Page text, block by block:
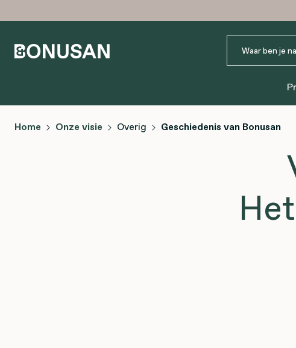
Home Onze visie Overig Geschiedenis van Bonusan